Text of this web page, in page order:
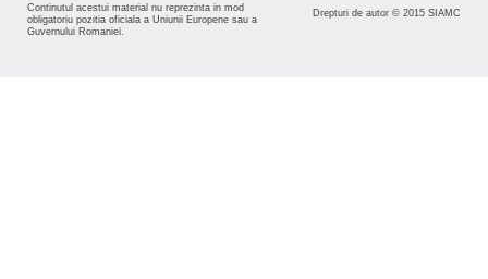
Continutul acestui material nu reprezinta in mod
obligatoriu pozitia oficiala a Uniunii Europene sau a
Guvernului Romaniei.
Drepturi de autor © 2015 SIAMC